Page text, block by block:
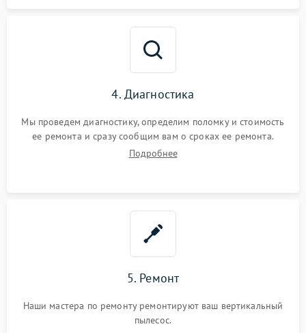
4. Диагностика
Мы проведем диагностику, определим поломку и стоимость
ее ремонта и сразу сообщим вам о сроках ее ремонта.
Подробнее
5. Ремонт
Наши мастера по ремонту ремонтируют ваш вертикальный
пылесос.